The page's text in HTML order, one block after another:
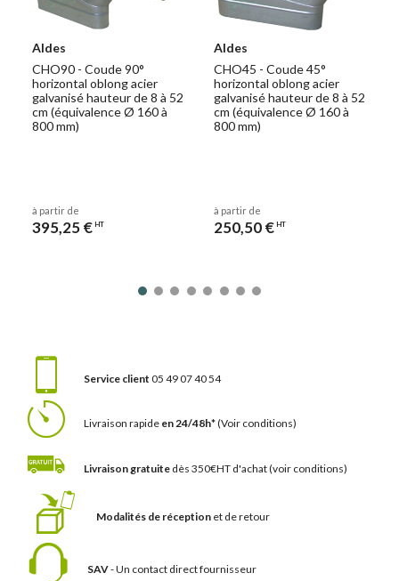
Aldes
CHO90 - Coude 90°
horizontal oblong acier
galvanisé hauteur de 8 à 52
cm (équivalence Ø 160 à
800 mm)
à partir de
395,25 € HT
Aldes
CHO45 - Coude 45°
horizontal oblong acier
galvanisé hauteur de 8 à 52
cm (équivalence Ø 160 à
800 mm)
à partir de
250,50 € HT
Service client 05 49 07 40 54
Livraison rapide en 24/48h*(Voir conditions)
Livraison gratuite dès 350€HT d'achat(voir conditions)
Modalités de réception et de retour
SAV- Un contact direct fournisseur